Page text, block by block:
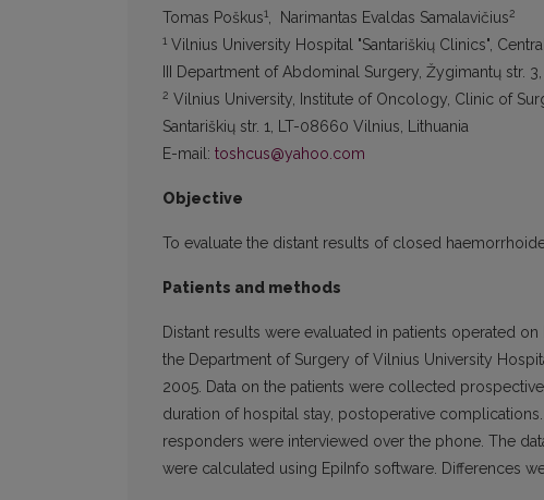
Tomas Poškus1, Narimantas Evaldas Samalavičius2
1 Vilnius University Hospital "Santariškių Clinics",
III Department of Abdominal Surgery, Žygimantų str.
2 Vilnius University, Institute of Oncology, Clinic of
Santariškių str. 1, LT-08660 Vilnius, Lithuania
E-mail: toshcus@yahoo.com
Objective
To evaluate the distant results of closed
Patients and methods
Distant results were evaluated in patients operated
the Department of Surgery of Vilnius University
2005. Data on the patients were collected
duration of hospital stay, postoperative
responders were interviewed over the phone. The
were calculated using EpiInfo software. Differences